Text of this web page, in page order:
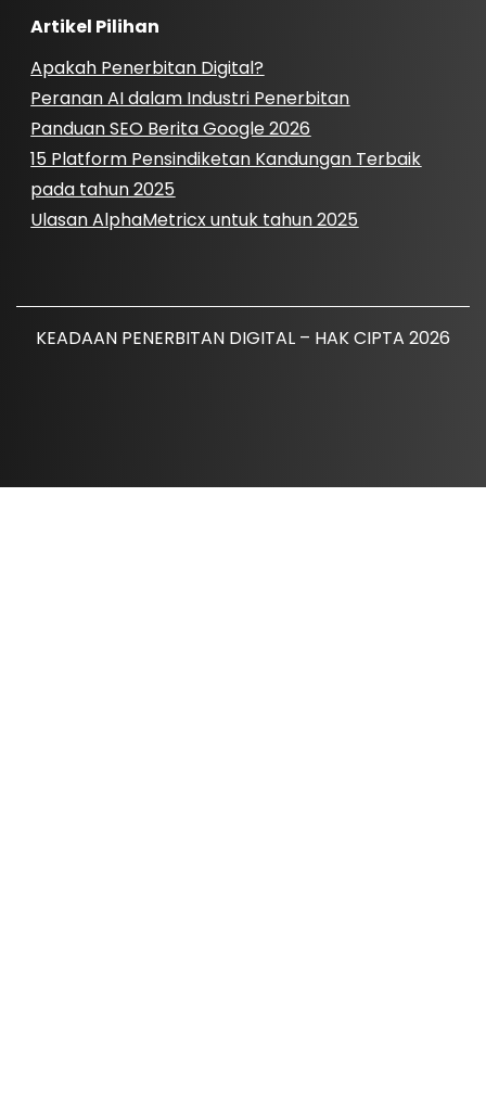
Artikel Pilihan
Apakah Penerbitan Digital?
Peranan AI dalam Industri Penerbitan
Panduan SEO Berita Google 2026
15 Platform Pensindiketan Kandungan Terbaik
pada tahun 2025
Ulasan AlphaMetricx untuk tahun 2025
KEADAAN PENERBITAN DIGITAL – HAK CIPTA 2026